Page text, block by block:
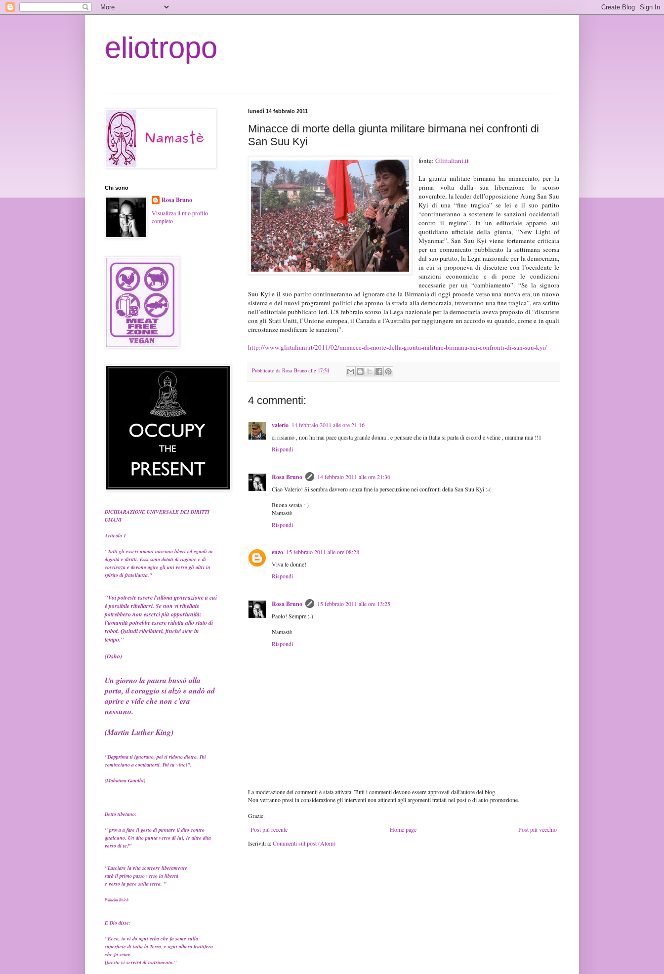
eliotropo
lunedì 14 febbraio 2011
Minacce di morte della giunta militare birmana nei confronti di
San Suu Kyi
fonte:Gliitaliani.it
La giunta militare birmana ha minacciato, per la
prima volta dalla sua liberazione lo scorso
novembre, la leader dell’opposizione Aung San Suu
Kyi di una “fine tragica” se lei e il suo partito
“continueranno a sostenere le sanzioni occidentali
contro il regime”. In un editoriale apparso sul
quotidiano ufficiale della giunta, “New Light of
Myanmar”, San Suu Kyi viene fortemente criticata
per un comunicato pubblicato la settimana scorsa
dal suo partito, la Lega nazionale per la democrazia,
in cui si proponeva di discutere con l’occidente le
sanzioni economiche e di porre le condizioni
necessarie per un “cambiamento”. “Se la signora
Suu Kyi e il suo partito continueranno ad ignorare che la Birmania di oggi procede verso una nuova era, un nuovo
sistema e dei nuovi programmi politici che aprono la strada alla democrazia, troveranno una fine tragica”, era scritto
nell’editoriale pubblicato ieri. L’8 febbraio scorso la Lega nazionale per la democrazia aveva proposto di “discutere
con gli Stati Uniti, l’Unione europea, il Canada e l’Australia per raggiungere un accordo su quando, come e in quali
circostanze modificare le sanzioni”.
http://www.gliitaliani.it/2011/02/minacce-di-morte-della-giunta-militare-birmana-nei-confronti-di-san-suu-kyi/
Pubblicato da Rosa Bruno alle 17:54
4 commenti:
valerio 14 febbraio 2011 alle ore 21:16
ci risiamo , non ha mai pace questa grande donna , e pensare che in Italia si parla di escord e veline , mamma mia !!1
Rispondi
Rosa Bruno
14 febbraio 2011 alle ore 21:36
Ciao Valerio! Si sembra davvero senza fine la persecuzione nei confronti della San Suu Kyi :-(
Buona serata :-)
Namastè
Rispondi
enzo 15 febbraio 2011 alle ore 08:28
Viva le donne!
Rispondi
Rosa Bruno
15 febbraio 2011 alle ore 13:25
Paolo! Sempre ;-)
Namastè
Rispondi
La moderazione dei commenti è stata attivata. Tutti i commenti devono essere approvati dall'autore del blog.
Non verranno presi in considerazione gli interventi non attinenti agli argomenti trattati nel post o di auto-promozione.
Grazie.
Post più recente
Post più vecchio
Home page
Iscriviti a:Commenti sul post (Atom)
Chi sono
Rosa Bruno
Visualizza il mio profilo
completo
DICHIARAZIONE UNIVERSALE DEI DIRITTI
UMANI
Articolo 1
"Tutti gli esseri umani nascono liberi ed eguali in
dignità e diritti. Essi sono dotati di ragione e di
coscienza e devono agire gli uni verso gli altri in
spirito di fratellanza."
"Voi potreste essere l'ultima generazione a cui
è possibile ribellarsi. Se non vi ribellate
potrebbero non esserci più opportunità:
l'umanità potrebbe essere ridotta allo stato di
robot. Quindi ribellatevi, finché siete in
tempo."
(Osho)
Un giorno la paura bussò alla
porta, il coraggio si alzò e andò ad
aprire e vide che non c'era
nessuno.
(Martin Luther King)
"Dapprima ti ignorano, poi ti ridono dietro. Poi
cominciano a combatterti. Poi tu vinci".
(Mahatma Gandhi)
Detto tibetano:
" prova a fare il gesto di puntare il dito contro
qualcuno. Un dito punta verso di lui, le altre dita
verso di te!”
"Lasciare la vita scorrere liberamente
sarà il primo passo verso la libertà
e verso la pace sulla terra. "
Wilhelm Reich
E Dio disse:
"Ecco, io vi do ogni erba che fa seme sulla
superficie di tutta la Terra, e ogni albero fruttifero
che fa seme.
Questo vi servirà di nutrimento."